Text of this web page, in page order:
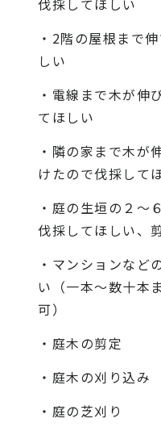
伐採してほしい
・2階の屋根まで
しい
・電線まで木が伸
てほしい
・隣の家まで木が
けたので伐採して
・庭の生垣の２〜
伐採してほしい、
・マンションなど
い（一本〜数十本
可）
・庭木の剪定
・庭木の刈り込み
・庭の芝刈り